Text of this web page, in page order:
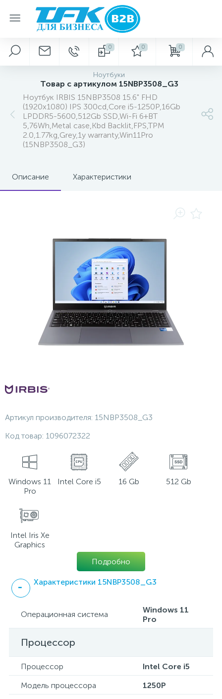
0 0 0
Ноутбуки
Товар с артикулом 15NBP3508_G3
Ноутбук IRBIS 15NBP3508 15.6" FHD
(1920x1080) IPS 300cd,Core i5-1250P,16Gb
LPDDR5-5600,512Gb SSD,Wi-Fi 6+BT
5,76Wh,Metal case,Kbd Backlit,FPS,TPM
2.0,1.77kg,Grey,1y warranty,Win11Pro
(15NBP3508_G3)
Описание Характеристики
Артикул производителя: 15NBP3508_G3
Код товар: 1096072322
Windows 11
Pro
Intel Core i5 16 Gb 512 Gb
Intel Iris Xe
Graphics
Подробно
Характеристики 15NBP3508_G3
Операционная система
Windows 11
Pro
Процессор
Процессор
Intel Core i5
Модель процессора
1250P